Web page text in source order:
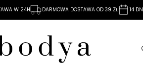
W 24H DARMOWA DOSTAWA OD 39 ZŁ 14